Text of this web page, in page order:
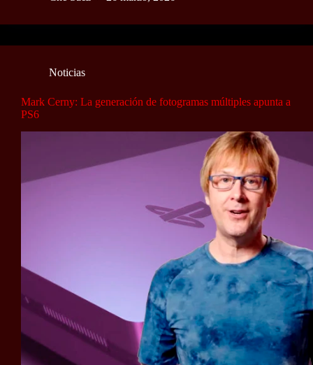
Noticias
Mark Cerny: La generación de fotogramas múltiples apunta a
PS6